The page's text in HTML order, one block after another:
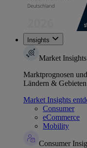
Insights
Market Insights
Marktprognosen
Ländern & Gebieten
Market Insights
Consumer
eCommerce
Mobility
Consumer